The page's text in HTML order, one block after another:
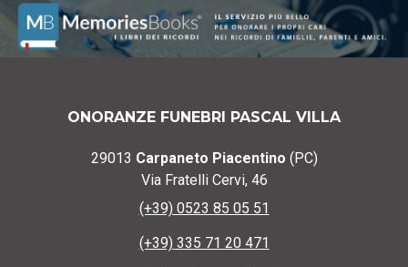
ONORANZE FUNEBRI PASCAL VILLA
29013 Carpaneto Piacentino (PC)
Via Fratelli Cervi, 46
(+39) 0523 85 05 51
(+39) 335 71 20 471